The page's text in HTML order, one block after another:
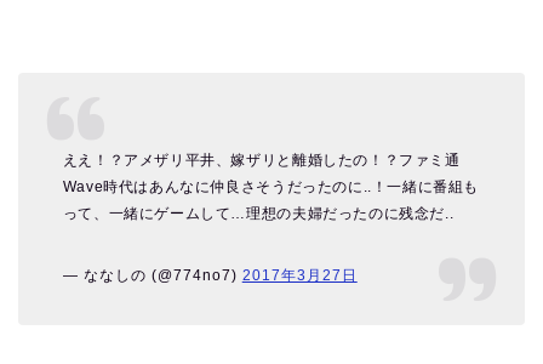
ええ！？アメザリ平井、嫁ザリと離婚したの！？ファミ通
Wave時代はあんなに仲良さそうだったのに..！一緒に番組も
って、一緒にゲームして…理想の夫婦だったのに残念だ..
— ななしの (@774no7) 2017年3月27日